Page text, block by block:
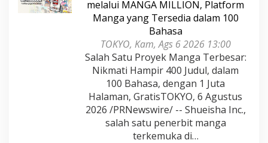
melalui MANGA MILLION, Platform
Manga yang Tersedia dalam 100
Bahasa
TOKYO, Kam, Ags 6 2026 13:00
Salah Satu Proyek Manga Terbesar:
Nikmati Hampir 400 Judul, dalam
100 Bahasa, dengan 1 Juta
Halaman, GratisTOKYO, 6 Agustus
2026 /PRNewswire/ -- Shueisha Inc.,
salah satu penerbit manga
terkemuka di…